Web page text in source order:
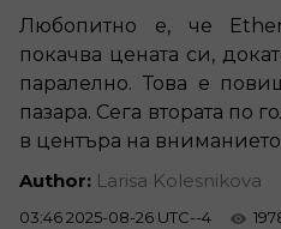
Любопитно е, че
покачва цената си,
паралелно. Това е
пазара. Сега втората по
в центъра на
Author: Larisa Kolesnikova
03:46 2025-08-26 UTC--4